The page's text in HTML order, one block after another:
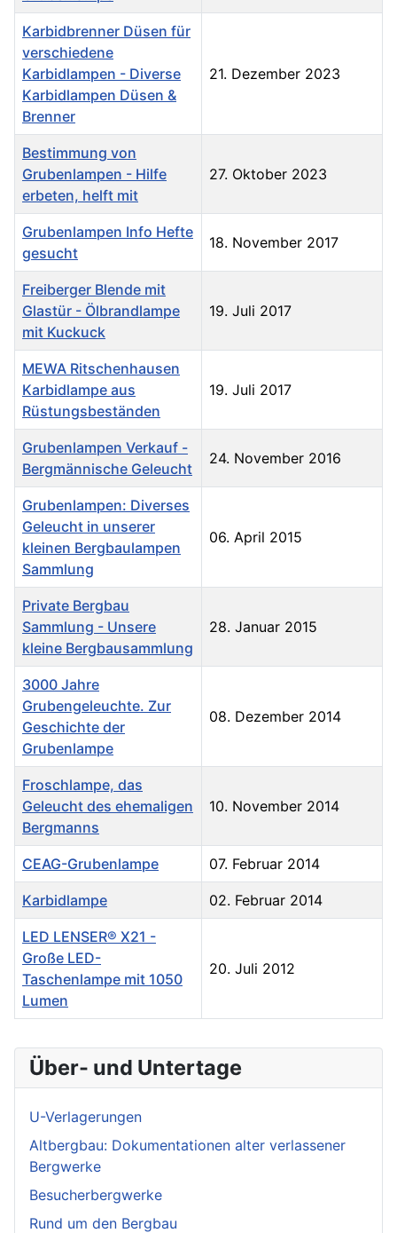
Karbidbrenner Düsen für
verschiedene
Karbidlampen - Diverse
Karbidlampen Düsen &
Brenner
21. Dezember 2023
Bestimmung von
Grubenlampen - Hilfe
erbeten, helft mit
27. Oktober 2023
Grubenlampen Info Hefte
gesucht
18. November 2017
Freiberger Blende mit
Glastür - Ölbrandlampe
mit Kuckuck
19. Juli 2017
MEWA Ritschenhausen
Karbidlampe aus
Rüstungsbeständen
19. Juli 2017
Grubenlampen Verkauf -
Bergmännische Geleucht
24. November 2016
Grubenlampen: Diverses
Geleucht in unserer
kleinen Bergbaulampen
Sammlung
06. April 2015
Private Bergbau
Sammlung - Unsere
kleine Bergbausammlung
28. Januar 2015
3000 Jahre
Grubengeleuchte. Zur
Geschichte der
Grubenlampe
08. Dezember 2014
Froschlampe, das
Geleucht des ehemaligen
Bergmanns
10. November 2014
CEAG-Grubenlampe 07. Februar 2014
Karbidlampe 02. Februar 2014
LED LENSER® X21 -
Große LED-
Taschenlampe mit 1050
Lumen
20. Juli 2012
Über- und Untertage
U-Verlagerungen
Altbergbau: Dokumentationen alter verlassener
Bergwerke
Besucherbergwerke
Rund um den Bergbau